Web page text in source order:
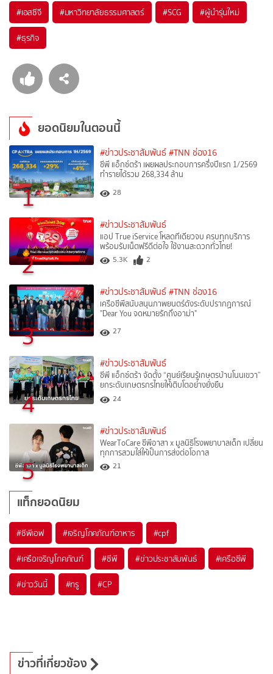
#เอสซีจี #มหาวิทยาลัยธรรมศาสตร์ #SCG #ผู้นำรุ่นใหม่
#ธุรกิจ
ยอดนิยมในตอนนี้
1
#ข่าวประชาสัมพันธ์ #TNN ช่อง16
ซีพี แอ็กซ์ตร้า เผยผลประกอบการครึ่งปีแรก 1/2569
ทำรายได้รวม 268,334 ล้าน
28
2
#ข่าวประชาสัมพันธ์
แอป True iService โหลดทีเดียวจบ ครบทุกบริการ
พร้อมรับเน็ตฟรีดีต่อใจ ใช้งานสะดวกทั่วไทย!
5.3K 2
3
#ข่าวประชาสัมพันธ์ #TNN ช่อง16
เครือซีพีสนับสนุนภาพยนตร์ดังระดับปรากฏการณ์
"Dear You จดหมายรักถึงอาม่า"
27
4
#ข่าวประชาสัมพันธ์
ซีพี แอ็กซ์ตร้า จัดตั้ง “ศูนย์เรียนรู้เกษตรบ้านโนนเขวา”
ยกระดับเกษตรกรไทยให้เติบโตอย่างยั่งยืน
24
5
#ข่าวประชาสัมพันธ์
WearToCare ซีพีอาสา x มูลนิธิโรงพยาบาลเด็ก เปลี่ยน
ทุกการสวมใส่ให้เป็นการส่งต่อโอกาส
21
แท็กยอดนิยม
#ซีพีเอฟ #เจริญโภคภัณฑ์อาหาร #cpf
#เครือเจริญโภคภัณฑ์ #ซีพี #ข่าวประชาสัมพันธ์ #เครือซีพี
#ข่าววันนี้ #ทรู #CP
ข่าวที่เกี่ยวข้อง